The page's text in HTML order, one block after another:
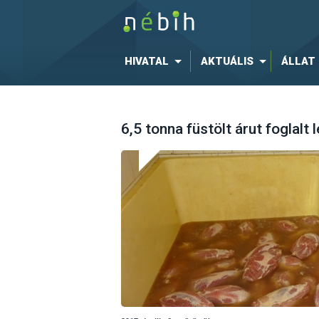
HIVATAL AKTUÁLIS ÁLLAT
6,5 tonna füstölt árut foglalt